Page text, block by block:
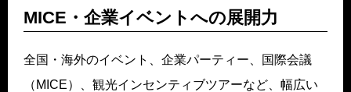
MICE・企業イベントへの展開力
全国・海外のイベント、企業パーティー、国際会議
（MICE）、観光インセンティブツアーなど、幅広い